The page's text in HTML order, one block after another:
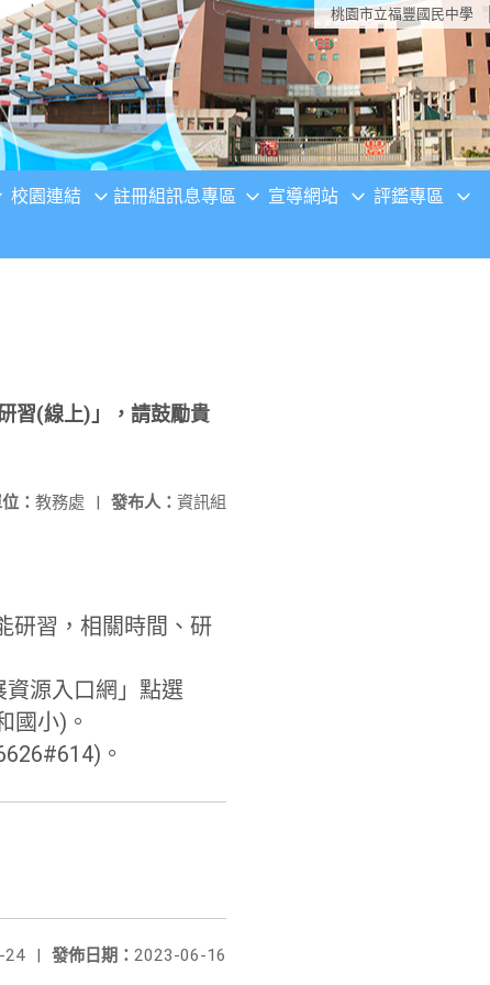
桃園市立福豐國民中學
校園連結 註冊組訊息專區 宣導網站 評鑑專區
習(線上)」，請鼓勵貴
發布人： 資訊組
： 教務處 |
研習，相關時間、研
源入口網」點選
國小)。
。
發佈日期： 2023-06-16
24 |